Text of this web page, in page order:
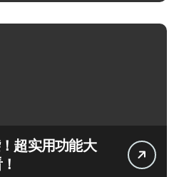
超实用功能大